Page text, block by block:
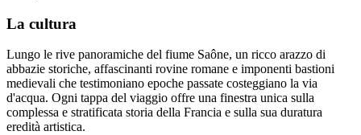
La cultura
Lungo le rive panoramiche del fiume Saône, un ricco arazzo di
abbazie storiche, affascinanti rovine romane e imponenti bastioni
medievali che testimoniano epoche passate costeggiano la via
d'acqua. Ogni tappa del viaggio offre una finestra unica sulla
complessa e stratificata storia della Francia e sulla sua duratura
eredità artistica.